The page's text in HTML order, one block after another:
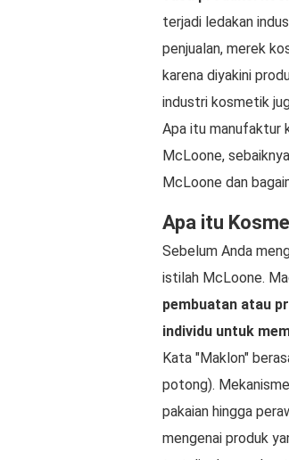
terjadi ledakan
penjualan, merek
karena diyakini
industri kosmetik
Apa itu manufaktur
McLoone,
McLoone dan
Apa itu
Sebelum Anda
istilah McLoone.
pembuatan atau
individu untuk
Kata "Maklon"
potong).
pakaian hingga
mengenai produk